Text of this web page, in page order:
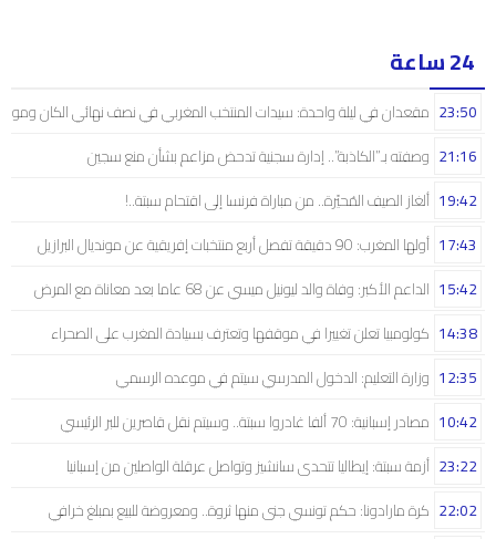
24 ساعة
مقعدان في ليلة واحدة: سيدات المنتخب المغربي في نصف نهائي الكان 23:50
وصفته بـ”الكاذبة”.. إدارة سجنية تدحض مزاعم بشأن منع سجين 21:16
ألغاز الصيف المُحيّرة.. من مباراة فرنسا إلى اقتحام سبتة..! 19:42
أولها المغرب: 90 دقيقة تفصل أربع منتخبات إفريقية عن مونديال البرازيل 17:43
الداعم الأكبر: وفاة والد ليونيل ميسي عن 68 عاما بعد معاناة مع المرض 15:42
كولومبيا تعلن تغييرا في موقفها وتعترف بسيادة المغرب على الصحراء 14:38
وزارة التعليم: الدخول المدرسي سیتم في موعده الرسمي 12:35
مصادر إسبانية: 70 ألفا غادروا سبتة.. وسيتم نقل قاصرين للبر الرئيسي 10:42
أزمة سبتة: إيطاليا تتحدى سانشيز وتواصل عرقلة الواصلين من إسبانيا 23:22
كرة مارادونا: حكم تونسي جنى منها ثروة.. ومعروضة للبيع بمبلغ خرافي 22:02